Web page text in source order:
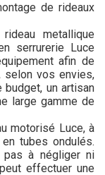
de rideaux
metallique
serrurerie Luce
afin de
selon vos envies,
un artisan
large gamme de
motorisé Luce, à
tubes ondulés.
pas à négliger ni
effectuer une